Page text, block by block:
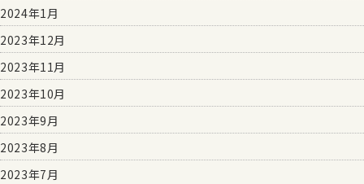
2024年1月
2023年12月
2023年11月
2023年10月
2023年9月
2023年8月
2023年7月